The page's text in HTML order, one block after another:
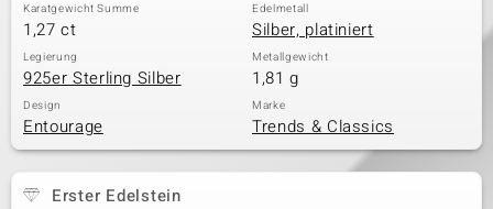
Karatgewicht Summe
1,27 ct
Edelmetall
Silber, platiniert
Legierung
925er Sterling Silber
Metallgewicht
1,81 g
Design
Entourage
Marke
Trends & Classics
Erster Edelstein